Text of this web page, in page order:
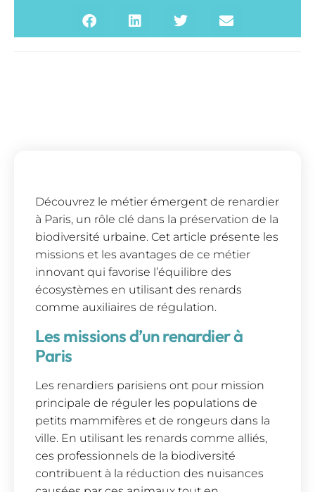
Découvrez le métier émergent de renardier
à Paris, un rôle clé dans la préservation de la
biodiversité urbaine. Cet article présente les
missions et les avantages de ce métier
innovant qui favorise l’équilibre des
écosystèmes en utilisant des renards
comme auxiliaires de régulation.
Les missions d’un renardier à
Paris
Les renardiers parisiens ont pour mission
principale de réguler les populations de
petits mammifères et de rongeurs dans la
ville. En utilisant les renards comme alliés,
ces professionnels de la biodiversité
contribuent à la réduction des nuisances